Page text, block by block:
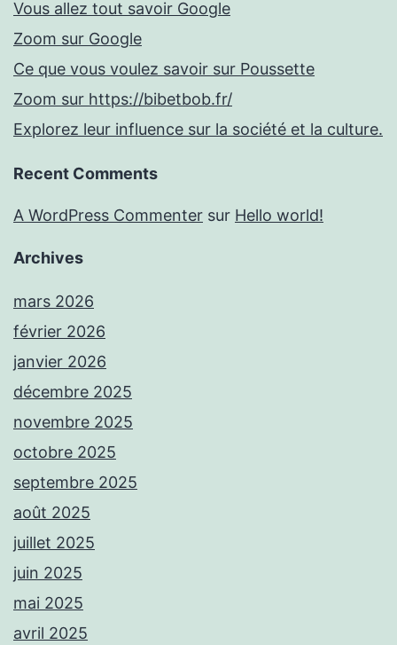
Vous allez tout savoir Google
Zoom sur Google
Ce que vous voulez savoir sur Poussette
Zoom sur https://bibetbob.fr/
Explorez leur influence sur la société et la culture.
Recent Comments
A WordPress Commenter sur Hello world!
Archives
mars 2026
février 2026
janvier 2026
décembre 2025
novembre 2025
octobre 2025
septembre 2025
août 2025
juillet 2025
juin 2025
mai 2025
avril 2025